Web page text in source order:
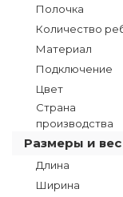
Полочка
Количество
Материал
Подключение
Цвет
Страна
производства
Размеры и вес
Длина
Ширина